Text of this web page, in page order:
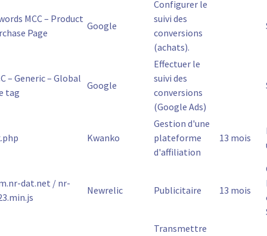
MCC – Product
Page
Google
Configurer le
suivi des
conversions
(achats).
– Generic – Global
tag
Google
Effectuer le
suivi des
conversions
(Google Ads)
Kwanko
Gestion d'une
plateforme
d'affiliation
13 mois
dat.net / nr-
Newrelic Publicitaire 13 mois
Transmettre